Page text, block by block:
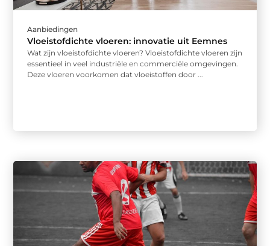
Aanbiedingen
Vloeistofdichte vloeren: innovatie uit Eemnes
Wat zijn vloeistofdichte vloeren? Vloeistofdichte vloeren zijn
essentieel in veel industriële en commerciële omgevingen.
Deze vloeren voorkomen dat vloeistoffen door ...